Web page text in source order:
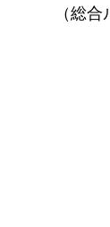
（総